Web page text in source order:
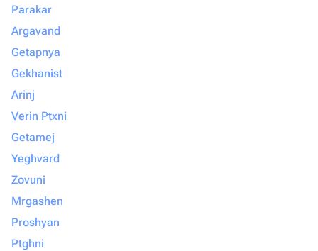
Parakar
Argavand
Getapnya
Gekhanist
Arinj
Verin Ptxni
Getamej
Yeghvard
Zovuni
Mrgashen
Proshyan
Ptghni